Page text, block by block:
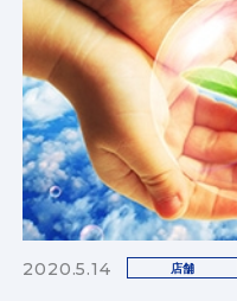
2020.5.14 店舗